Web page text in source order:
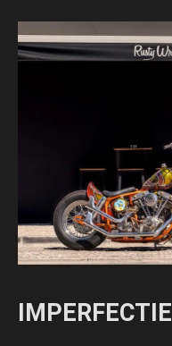
IMPERFECTIE